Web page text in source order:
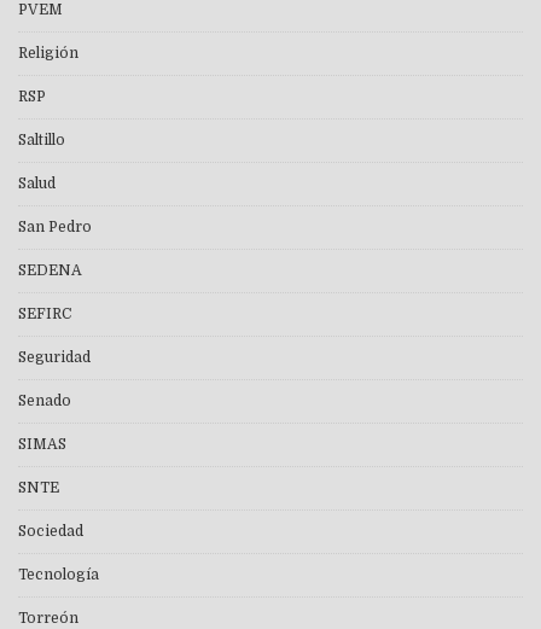
PVEM
Religión
RSP
Saltillo
Salud
San Pedro
SEDENA
SEFIRC
Seguridad
Senado
SIMAS
SNTE
Sociedad
Tecnología
Torreón